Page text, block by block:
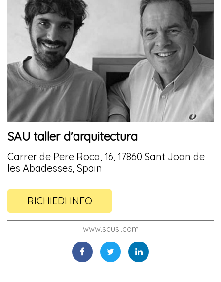
SAU taller d'arquitectura
Carrer de Pere Roca, 16, 17860 Sant Joan de
les Abadesses, Spain
RICHIEDI INFO
www.sausl.com